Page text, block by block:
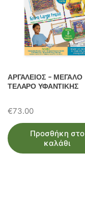
ΑΡΓΑΛΕΙΟΣ – ΜΕΓΑΛΟ
ΤΕΛΑΡΟ ΥΦΑΝΤΙΚΗΣ
€73.00
Προσθήκη στο
καλάθι